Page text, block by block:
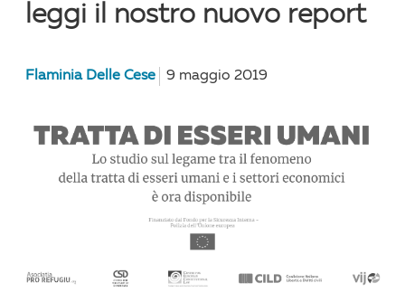
leggi il nostro nuovo report
Flaminia Delle Cese 9 maggio 2019